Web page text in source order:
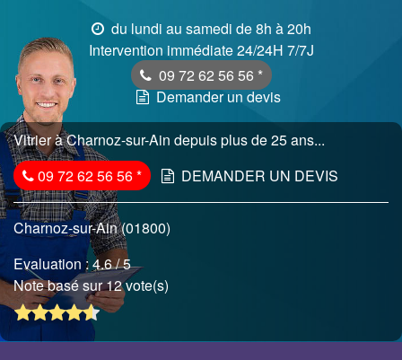
du lundi au samedi de 8h à 20h
Intervention immédiate 24/24H 7/7J
09 72 62 56 56 *
Demander un devis
Vitrier à Charnoz-sur-Ain depuis plus de 25 ans...
09 72 62 56 56* DEMANDER UN DEVIS
Charnoz-sur-Ain (01800)
Evaluation :4.6/ 5
Note basé sur 12 vote(s)